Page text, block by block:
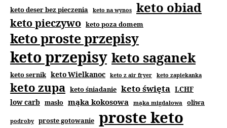
keto deser bez pieczenia keto na wynos keto obiad
keto pieczywo keto poza domem
keto proste przepisy
keto przepisy keto saganek
keto sernik keto Wielkanoc keto z air fryer keto zapiekanka
keto zupa keto śniadanie keto święta LCHF
low carb masło mąka kokosowa mąka migdałowa oliwa
podroby proste gotowanie proste keto